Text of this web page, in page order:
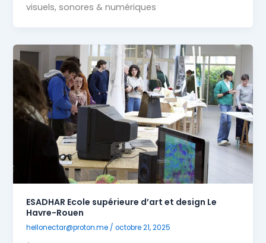
visuels, sonores & numériques
ESADHAR Ecole supérieure d’art et design Le
Havre-Rouen
hellonectar@proton.me /octobre 21, 2025